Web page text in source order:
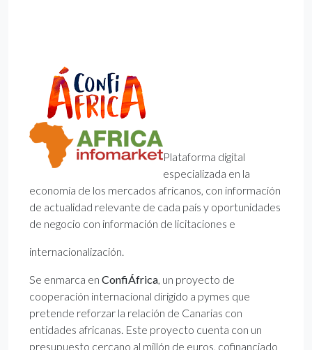
Plataforma digital
especializada en la
economía de los mercados africanos, con información
de actualidad relevante de cada país y oportunidades
de negocio con información de licitaciones e
internacionalización.
Se enmarca en ConfiÁfrica , un proyecto de
cooperación internacional dirigido a pymes que
pretende reforzar la relación de Canarias con
entidades africanas. Este proyecto cuenta con un
presupuesto cercano al millón de euros, cofinanciado